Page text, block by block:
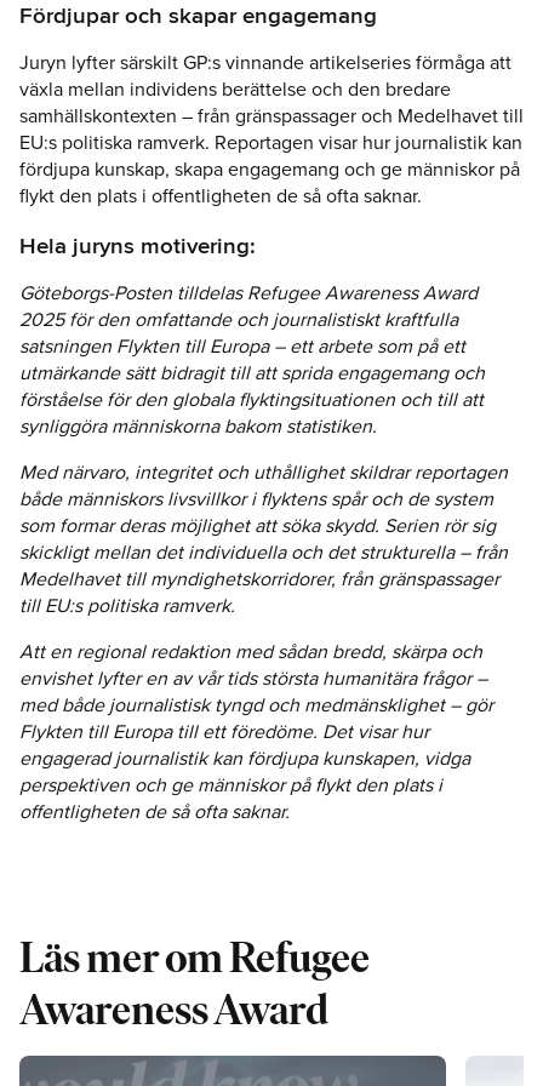
Fördjupar och skapar engagemang
Juryn lyfter särskilt GP:s vinnande artikelseries förmåga att
växla mellan individens berättelse och den bredare
samhällskontexten – från gränspassager och Medelhavet till
EU:s politiska ramverk. Reportagen visar hur journalistik kan
fördjupa kunskap, skapa engagemang och ge människor på
flykt den plats i offentligheten de så ofta saknar.
Hela juryns motivering:
Göteborgs-Posten tilldelas Refugee Awareness Award
2025 för den omfattande och journalistiskt kraftfulla
satsningen Flykten till Europa – ett arbete som på ett
utmärkande sätt bidragit till att sprida engagemang och
förståelse för den globala flyktingsituationen och till att
synliggöra människorna bakom statistiken.
Med närvaro, integritet och uthållighet skildrar reportagen
både människors livsvillkor i flyktens spår och de system
som formar deras möjlighet att söka skydd. Serien rör sig
skickligt mellan det individuella och det strukturella – från
Medelhavet till myndighetskorridorer, från gränspassager
till EU:s politiska ramverk.
Att en regional redaktion med sådan bredd, skärpa och
envishet lyfter en av vår tids största humanitära frågor –
med både journalistisk tyngd och medmänsklighet – gör
Flykten till Europa till ett föredöme. Det visar hur
engagerad journalistik kan fördjupa kunskapen, vidga
perspektiven och ge människor på flykt den plats i
offentligheten de så ofta saknar.
Läs mer om Refugee
Awareness Award